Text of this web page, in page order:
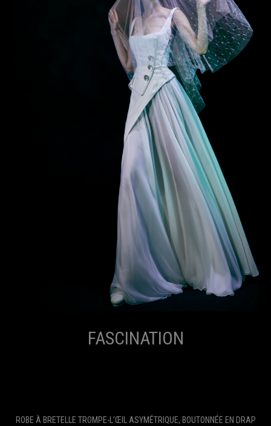
FASCINATION
ROBE À BRETELLE TROMPE-L’ŒIL ASYMÉTRIQUE, BOUTONNÉE EN DRAP